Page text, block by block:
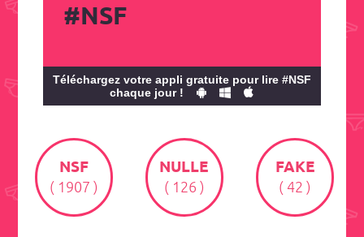
#NSF
Téléchargez votre appli gratuite pour lire #NSF
chaque jour !
NSF
( 1907 )
NULLE
( 126 )
FAKE
( 42 )